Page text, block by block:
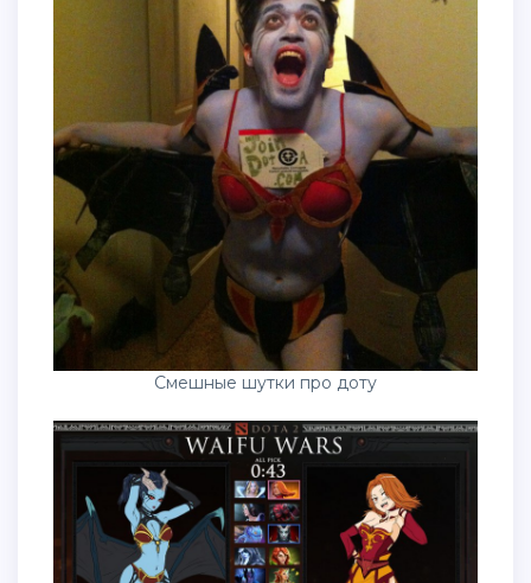
Смешные шутки про доту